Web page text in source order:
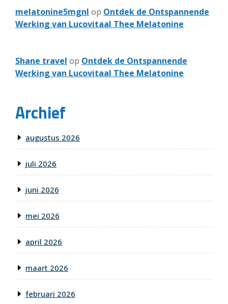
melatonine5mgnl op Ontdek de Ontspannende
Werking van Lucovitaal Thee Melatonine
Shane travel op Ontdek de Ontspannende
Werking van Lucovitaal Thee Melatonine
Archief
augustus 2026
juli 2026
juni 2026
mei 2026
april 2026
maart 2026
februari 2026